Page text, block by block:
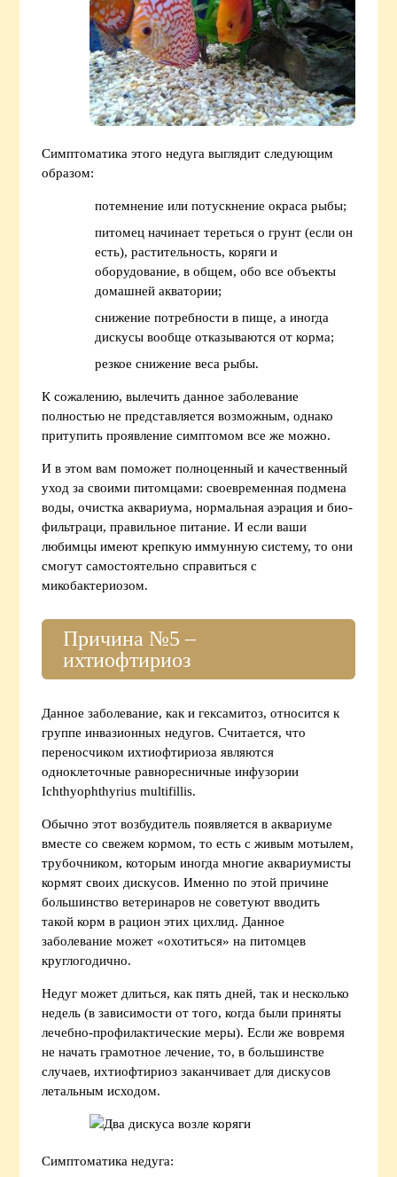
Симптоматика этого недуга выглядит следующим
образом:
потемнение или потускнение окраса рыбы;
питомец начинает тереться о грунт (если он
есть), растительность, коряги и
оборудование, в общем, обо все объекты
домашней акватории;
снижение потребности в пище, а иногда
дискусы вообще отказываются от корма;
резкое снижение веса рыбы.
К сожалению, вылечить данное заболевание
полностью не представляется возможным, однако
притупить проявление симптомом все же можно.
И в этом вам поможет полноценный и качественный
уход за своими питомцами: своевременная подмена
воды, очистка аквариума, нормальная аэрация и био-
фильтраци, правильное питание. И если ваши
любимцы имеют крепкую иммунную систему, то они
смогут самостоятельно справиться с
микобактериозом.
Причина №5 –
ихтиофтириоз
Данное заболевание, как и гексамитоз, относится к
группе инвазионных недугов. Считается, что
переносчиком ихтиофтириоза являются
одноклеточные равноресничные инфузории
Ichthyophthyrius multifillis.
Обычно этот возбудитель появляется в аквариуме
вместе со свежем кормом, то есть с живым мотылем,
трубочником, которым иногда многие аквариумисты
кормят своих дискусов. Именно по этой причине
большинство ветеринаров не советуют вводить
такой корм в рацион этих цихлид. Данное
заболевание может «охотиться» на питомцев
круглогодично.
Недуг может длиться, как пять дней, так и несколько
недель (в зависимости от того, когда были приняты
лечебно-профилактические меры). Если же вовремя
не начать грамотное лечение, то, в большинстве
случаев, ихтиофтириоз заканчивает для дискусов
летальным исходом.
Симптоматика недуга: